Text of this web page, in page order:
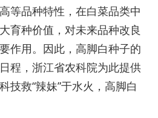
等品种特性，在白菜品类中
育种价值，对未来品种改良
作用。因此，高脚白种子的
程，浙江省农科院为此提供
技救“辣妹”于水火，高脚白